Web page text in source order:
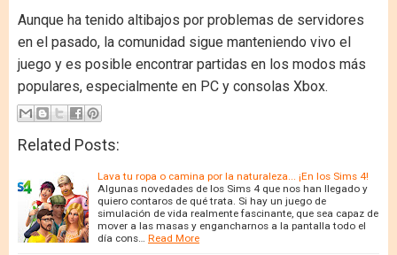
Aunque ha tenido altibajos por problemas de servidores
en el pasado, la comunidad sigue manteniendo vivo el
juego y es posible encontrar partidas en los modos más
populares, especialmente en PC y consolas Xbox.
Related Posts:
Lava tu ropa o camina por la naturaleza... ¡En los Sims 4!
Algunas novedades de los Sims 4 que nos han llegado y
quiero contaros de qué trata. Si hay un juego de
simulación de vida realmente fascinante, que sea capaz de
mover a las masas y engancharnos a la pantalla todo el
día cons… Read More